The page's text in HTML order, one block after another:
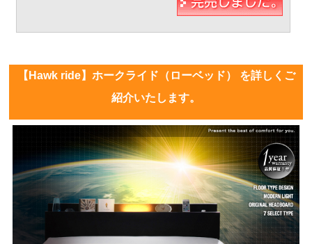
【Hawk ride】ホークライド（ローベッド） を詳しくご
紹介いたします。